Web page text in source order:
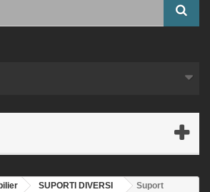
SUPORTI DIVERSI
Suport